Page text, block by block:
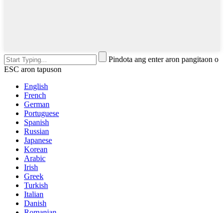
Pindota ang enter aron pangitaon o
ESC aron tapuson
English
French
German
Portuguese
Spanish
Russian
Japanese
Korean
Arabic
Irish
Greek
Turkish
Italian
Danish